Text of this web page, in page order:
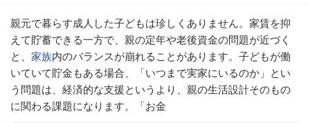
親元で暮らす成人した子どもは珍しくありません。家賃を抑
えて貯蓄できる一方で、親の定年や老後資金の問題が近づく
と、 家族内のバランスが崩れることがあります。子どもが働
いていて貯金もある場合、「いつまで実家にいるのか」とい
う問題は、経済的な支援というより、親の生活設計そのもの
に関わる課題になります。「お金